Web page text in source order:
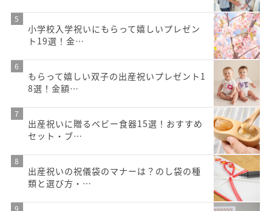
小学校入学祝いにもらって嬉しいプレゼン
ト19選！金…
もらって嬉しい双子の出産祝いプレゼント1
8選！金額…
出産祝いに贈るベビー食器15選！おすすめ
セット・ブ…
出産祝いの祝儀袋のマナーは？のし袋の種
類と選び方・…